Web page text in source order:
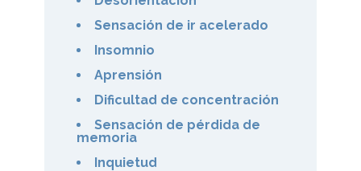
Sensación de ir acelerado
Insomnio
Aprensión
Dificultad de concentración
Sensación de pérdida de
memoria
Inquietud